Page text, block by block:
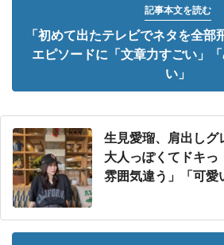
記事本文を読む
「初めて出たテレビでネタを全
エピソードに「文章力すごい」
い」
生見愛瑠、肩出しグ
大人っぽくてドキっ
雰囲気違う」「可愛